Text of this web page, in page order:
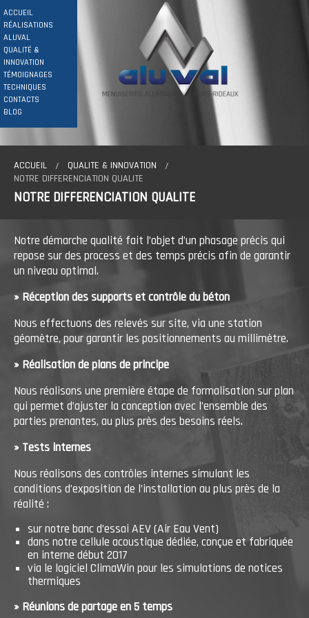
ACCUEIL
RÉALISATIONS
ALUVAL
QUALITÉ &
INNOVATION
TÉMOIGNAGES
TECHNIQUES
CONTACTS
BLOG
ACCUEIL
QUALITE & INNOVATION
NOTRE DIFFERENCIATION QUALITE
NOTRE DIFFERENCIATION QUALITE
Notre démarche qualité fait l’objet d’un phasage précis qui
repose sur des process et des temps précis afin de garantir
un niveau optimal.
» Réception des supports et contrôle du béton
Nous effectuons des relevés sur site, via une station
géomètre, pour garantir les positionnements au millimètre.
» Réalisation de plans de principe
Nous réalisons une première étape de formalisation sur plan
qui permet d’ajuster la conception avec l’ensemble des
parties prenantes, au plus près des besoins réels.
» Tests internes
Nous réalisons des contrôles internes simulant les
conditions d’exposition de l’installation au plus près de la
réalité :
sur notre banc d’essai AEV (Air Eau Vent)
dans notre cellule acoustique dédiée, conçue et fabriquée
en interne début 2017
via le logiciel ClimaWin pour les simulations de notices
thermiques
» Réunions de partage en 5 temps